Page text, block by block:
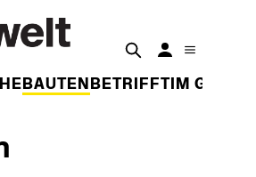
BAUTEN BETRIFFT IM